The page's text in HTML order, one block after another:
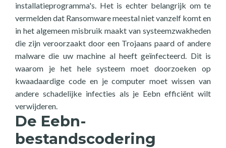
installatieprogramma's. Het is echter belangrijk om te
vermelden dat Ransomware meestal niet vanzelf komt en
in het algemeen misbruik maakt van systeemzwakheden
die zijn veroorzaakt door een Trojaans paard of andere
malware die uw machine al heeft geïnfecteerd. Dit is
waarom je het hele systeem moet doorzoeken op
kwaadaardige code en je computer moet wissen van
andere schadelijke infecties als je Eebn efficiënt wilt
verwijderen.
De Eebn-
bestandscodering